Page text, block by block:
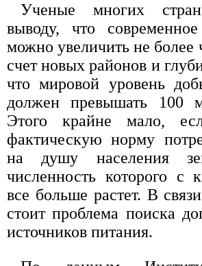
Ученые многих
выводу, что
можно увеличить не более
счет новых районов и
что мировой уровень
должен превышать 100
Этого крайне мало,
фактическую норму
на душу населения
численность которого с
все больше растет. В
стоит проблема поиска
источников питания.